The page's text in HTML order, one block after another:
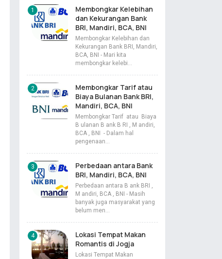
Membongkar Kelebihan
dan Kekurangan Bank
BRI, Mandiri, BCA, BNI
Membongkar Kelebihan dan
Kekurangan Bank BRI, Mandiri,
BCA, BNI - Mari kita
membongkar kelebi…
Membongkar Tarif atau
Biaya Bulanan Bank BRI,
Mandiri, BCA, BNI
Membongkar Tarif atau Biaya
B ulanan B ank B RI , M andiri,
BCA , BNI - Dalam hal
pengenaan…
Perbedaan antara Bank
BRI, Mandiri, BCA, BNI
Perbedaan antara B ank BRI ,
M andiri, BCA , BNI - Masih
banyak juga masyarakat yang
belum men…
Lokasi Tempat Makan
Romantis di Jogja
Lokasi Tempat Makan